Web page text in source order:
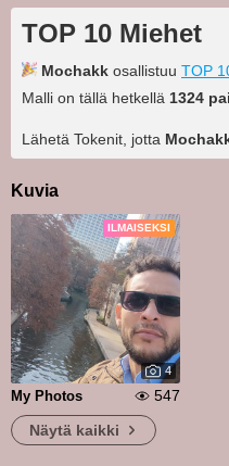
TOP 10 Miehet
Mochakk osallistuu TOP
Malli on tällä hetkellä 1324
Lähetä Tokenit, jotta
Kuvia
ILMAISEKSI
4
My Photos
547
Näytä kaikki